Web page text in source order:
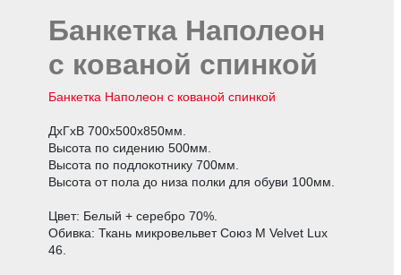
Банкетка Наполеон
с кованой спинкой
Банкетка Наполеон с кованой спинкой
ДхГхВ 700х500х850мм.
Высота по сидению 500мм.
Высота по подлокотнику 700мм.
Высота от пола до низа полки для обуви 100мм.
Цвет: Белый + серебро 70%.
Обивка: Ткань микровельвет Союз М Velvet Lux
46.